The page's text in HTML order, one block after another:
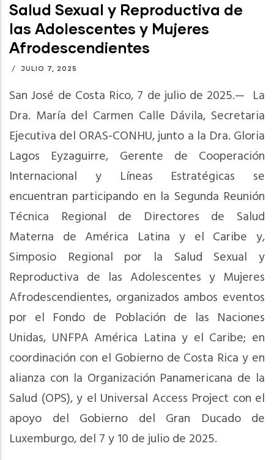
Salud Sexual y Reproductiva de
las Adolescentes y Mujeres
Afrodescendientes
/ JULIO 7, 2025
San José de Costa Rico, 7 de julio de 2025.— La
Dra. María del Carmen Calle Dávila, Secretaria
Ejecutiva del ORAS-CONHU, junto a la Dra. Gloria
Lagos Eyzaguirre, Gerente de Cooperación
Internacional y Líneas Estratégicas se
encuentran participando en la Segunda Reunión
Técnica Regional de Directores de Salud
Materna de América Latina y el Caribe y,
Simposio Regional por la Salud Sexual y
Reproductiva de las Adolescentes y Mujeres
Afrodescendientes, organizados ambos eventos
por el Fondo de Población de las Naciones
Unidas, UNFPA América Latina y el Caribe; en
coordinación con el Gobierno de Costa Rica y en
alianza con la Organización Panamericana de la
Salud (OPS), y el Universal Access Project con el
apoyo del Gobierno del Gran Ducado de
Luxemburgo, del 7 y 10 de julio de 2025.